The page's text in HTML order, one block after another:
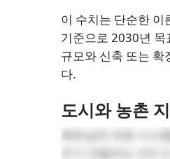
이 수치는 단순한 이
기준으로 2030년
규모와 신축 또는 확
다.
도시와 농촌
베트남의 의료 시스
부가 관할하는 4개